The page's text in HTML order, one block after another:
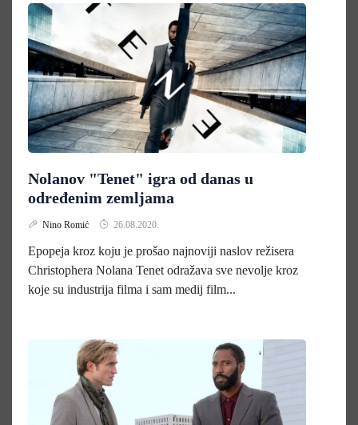
Nolanov "Tenet" igra od danas u
određenim zemljama
Nino Romić 26.08.2020.
Epopeja kroz koju je prošao najnoviji naslov režisera
Christophera Nolana Tenet odražava sve nevolje kroz
koje su industrija filma i sam medij film...